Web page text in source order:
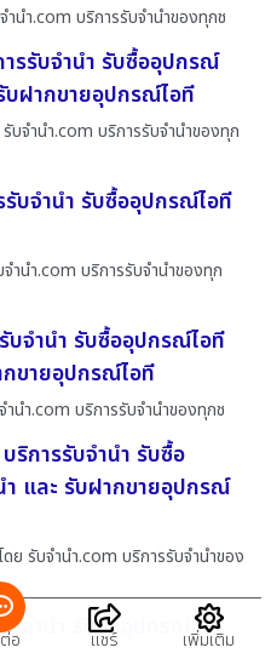
านํา.com บริการรับจำนำของทุกช
รรับจำนำ รับซื้ออุปกรณ์
บฝากขายอุปกรณ์ไอที
บจํานํา.com บริการรับจำนำของทุก
รับจำนำ รับซื้ออุปกรณ์ไอที
จํานํา.com บริการรับจำนำของทุก
บจำนำ รับซื้ออุปกรณ์ไอที
ขายอุปกรณ์ไอที
นํา.com บริการรับจำนำของทุกช
ริการรับจำนำ รับซื้อ
และ รับฝากขายอุปกรณ์
ย รับจํานํา.com บริการรับจำนำของ
บจำนำ รับซื้ออุปกรณ์ไอที
อ แชร์ เพิ่มเติม